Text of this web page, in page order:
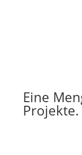
Eine
Projekte.